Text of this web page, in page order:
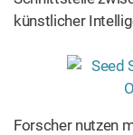
künstlicher
Forscher nutzen